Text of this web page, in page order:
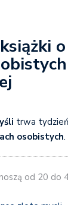
o
trwa
osobistych.
od 20 do